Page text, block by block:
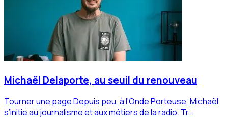
Michaël Delaporte, au seuil du renouveau
Tourner une page Depuis peu, à l’Onde Porteuse, Michaël
s’initie au journalisme et aux métiers de la radio. Tr…